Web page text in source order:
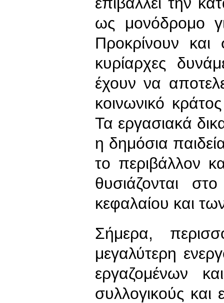
ως μονόδρομο
Προκρίνουν και
κυρίαρχες
έχουν να
κοινωνικό
Τα εργασιακά
η δημόσια
το περιβάλλον
θυσιάζονται
κεφαλαίου και
Σήμερα,
μεγαλύτερη
εργαζομένων
συλλογικούς και